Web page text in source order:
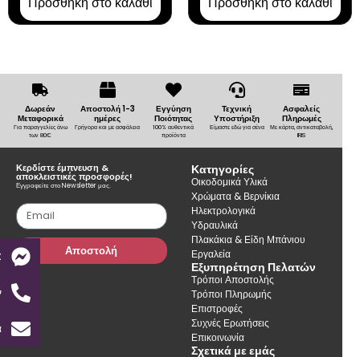
Δωρεάν
Μεταφορικά
Για παραγγελίες άνω
των 80€
Αποστολή 1-3
ημέρες
Γρήγορα και με ασφάλεια
Εγγύηση
Ποιότητας
100% αυθεντικά
προϊόντα
Τεχνική
Υποστήριξη
Είμαστε εδώ για σένα
Ασφαλείς
Πληρωμές
Με κάρτα, αντικαταβολή,
IRIS
Κερδίστε έμπνευση &
αποκλειστικές προσφορές!
Εγγραφείτε στο Newsletter μας.
Αποστολή
Κατηγορίες
Οικοδομικά Υλικά
Χρώματα & Βερνίκια
Ηλεκτρολογικά
Υδραυλικά
Πλακάκια & Είδη Μπάνιου
Εργαλεία
Εξυπηρέτηση Πελατών
Τρόποι Αποστολής
Τρόποι Πληρωμής
Επιστροφές
Συχνές Ερωτήσεις
Επικοινωνία
Σχετικά με εμάς